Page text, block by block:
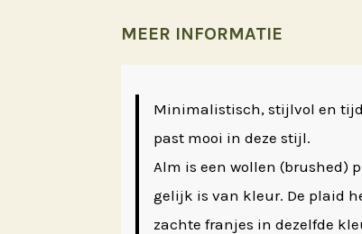
MEER INFORMATIE
Minimalistisch, stijlvol en
past mooi in deze stijl.
Alm is een wollen (brushed)
gelijk is van kleur. De plaid
zachte franjes in dezelfde